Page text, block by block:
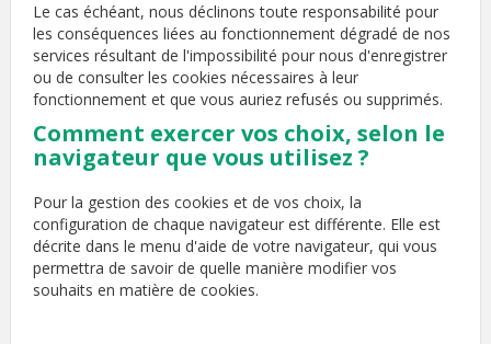
Le cas échéant, nous déclinons toute responsabilité pour
les conséquences liées au fonctionnement dégradé de nos
services résultant de l'impossibilité pour nous d'enregistrer
ou de consulter les cookies nécessaires à leur
fonctionnement et que vous auriez refusés ou supprimés.
Comment exercer vos choix, selon le
navigateur que vous utilisez ?
Pour la gestion des cookies et de vos choix, la
configuration de chaque navigateur est différente. Elle est
décrite dans le menu d'aide de votre navigateur, qui vous
permettra de savoir de quelle manière modifier vos
souhaits en matière de cookies.